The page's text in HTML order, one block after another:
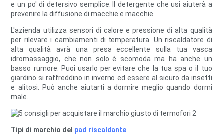
e un po' di detersivo semplice. Il detergente che usi aiuterà a
prevenire la diffusione di macchie e macchie.
L'azienda utilizza sensori di calore e pressione di alta qualità
per rilevare i cambiamenti di temperatura. Un riscaldatore di
alta qualità avrà una presa eccellente sulla tua vasca
idromassaggio, che non solo è scomoda ma ha anche un
basso rumore. Puoi usarlo per evitare che la tua spa o il tuo
giardino si raffreddino in inverno ed essere al sicuro da insetti
e alitosi. Può anche aiutarti a dormire meglio quando dormi
male.
Tipi di marchio del pad riscaldante